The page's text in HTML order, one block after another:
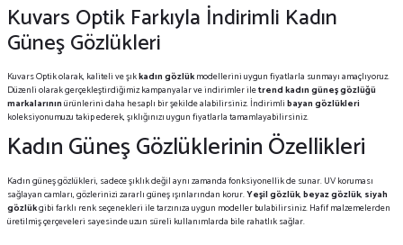
Kuvars Optik Farkıyla İndirimli Kadın
Güneş Gözlükleri
Kuvars Optik olarak, kaliteli ve şıkkadın gözlükmodellerini uygun fiyatlarla sunmayı amaçlıyoruz.
Düzenli olarak gerçekleştirdiğimiz kampanyalar ve indirimler iletrend kadın güneş gözlüğü
markalarınınürünlerini daha hesaplı bir şekilde alabilirsiniz. İndirimlibayan gözlükleri
koleksiyonumuzu takip ederek, şıklığınızı uygun fiyatlarla tamamlayabilirsiniz.
Kadın Güneş Gözlüklerinin Özellikleri
Kadın güneş gözlükleri, sadece şıklık değil aynı zamanda fonksiyonellik de sunar. UV koruması
sağlayan camları, gözlerinizi zararlı güneş ışınlarından korur.Yeşil gözlük,beyaz gözlük, siyah
gözlükgibi farklı renk seçenekleri ile tarzınıza uygun modeller bulabilirsiniz. Hafif malzemelerden
üretilmiş çerçeveleri sayesinde uzun süreli kullanımlarda bile rahatlık sağlar.